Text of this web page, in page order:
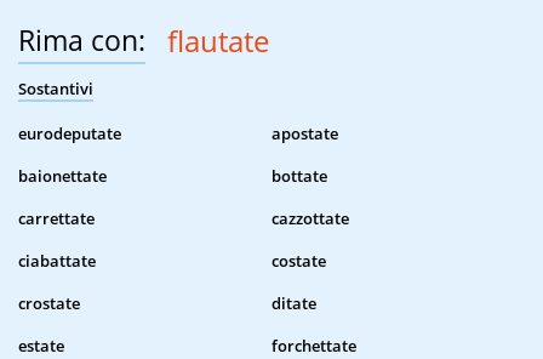
Rima con: flautate
Sostantivi
eurodeputate
apostate
baionettate
bottate
carrettate
cazzottate
ciabattate
costate
crostate
ditate
estate
forchettate